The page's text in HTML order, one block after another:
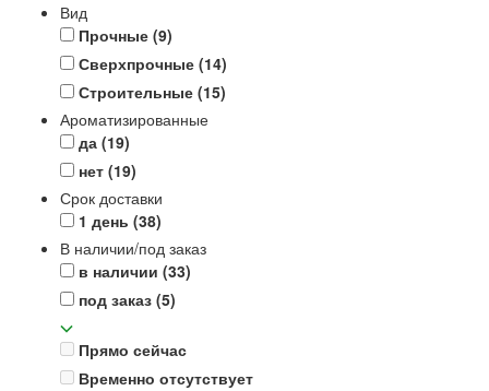
Вид
Прочные (9)
Сверхпрочные (14)
Строительные (15)
Ароматизированные
да (19)
нет (19)
Срок доставки
1 день (38)
В наличии/под заказ
в наличии (33)
под заказ (5)
Прямо сейчас
Временно отсутствует